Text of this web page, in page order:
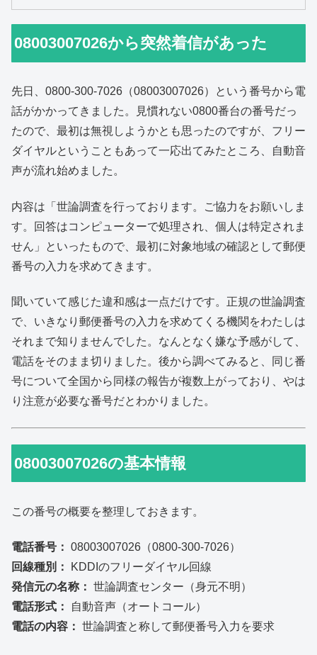
08003007026から突然着信があった
先日、 0800-300-7026（08003007026）という番号から電
話がかかってきました。見慣れない0800番台の番号だっ
たので、最初は無視しようかとも思ったのですが、フリー
ダイヤルということもあって一応出てみたところ、自動音
声が流れ始めました。
内容は「世論調査を行っております。ご協力をお願いしま
す。回答はコンピューターで処理され、個人は特定されま
せん」といったもので、最初に対象地域の確認として郵便
番号の入力を求めてきます。
聞いていて感じた違和感は一点だけです。正規の世論調査
で、いきなり郵便番号の入力を求めてくる機関をわたしは
それまで知りませんでした。なんとなく嫌な予感がして、
電話をそのまま切りました。後から調べてみると、同じ番
号について全国から同様の報告が複数上がっており、やは
り注意が必要な番号だとわかりました。
08003007026の基本情報
この番号の概要を整理しておきます。
電話番号： 08003007026（0800-300-7026）
回線種別：
KDDIのフリーダイヤル回線
発信元の名称： 世論調査センター（身元不明）
電話形式：
自動音声（オートコール）
電話の内容： 世論調査と称して郵便番号入力を要求